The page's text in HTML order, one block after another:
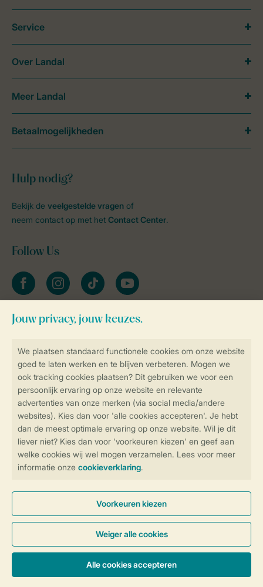
Controle over jouw gegevens &
Instellingen wijzigen
Veilig en snel online boeken
Veilige gegevensoverdracht
Veilige betaling
Hulp nodig?
Bekijk de veelgestelde vragen of
neem contact op met het Contact Center.
Follow Us
facebookinstagramtiktok youtube
Blijf op de hoogte
Service
Over Landal
Meer Landal
Betaalmogelijkheden
Algemene Voorwaarden Privacy Notice
Cookies en banners
Toegankelijkheid © 2026 Landal